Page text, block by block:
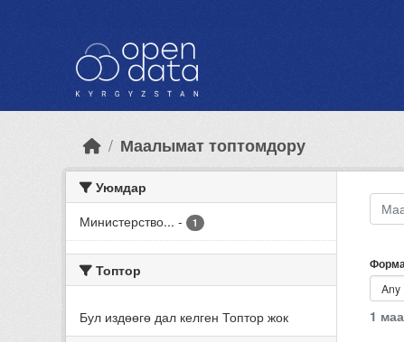
Маалымат топтомдору
Уюмдар
Министерство... - 1
Топтор
Бул издөөгө дал келген Топтор жок
1